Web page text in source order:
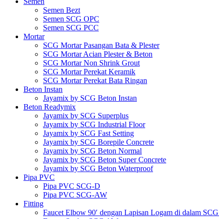
Semen Bezt
Semen SCG OPC
Semen SCG PCC
Mortar
SCG Mortar Pasangan Bata & Plester
SCG Mortar Acian Plester & Beton
SCG Mortar Non Shrink Grout
SCG Mortar Perekat Keramik
SCG Mortar Perekat Bata Ringan
Beton Instan
Jayamix by SCG Beton Instan
Beton Readymix
Jayamix by SCG Superplus
Jayamix by SCG Industrial Floor
Jayamix by SCG Fast Setting
Jayamix by SCG Borepile Concrete
Jayamix by SCG Beton Normal
Jayamix by SCG Beton Super Concrete
Jayamix by SCG Beton Waterproof
Pipa PVC
Pipa PVC SCG-D
Pipa PVC SCG-AW
Fitting
Faucet Elbow 90′ dengan Lapisan Logam di dalam